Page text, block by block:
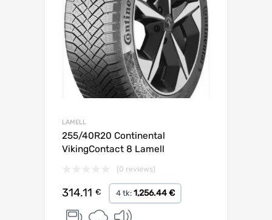
LAMELL
255/40R20 Continental
VikingContact 8 Lamell
(0 reviews)
314.11 € 4 tk: 1,256.44 €